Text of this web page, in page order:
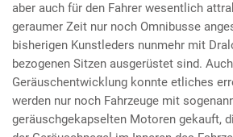
aber auch für den Fahrer wesentlich
geraumer Zeit nur noch Omnibusse
bisherigen Kunstleders nunmehr mit
bezogenen Sitzen ausgerüstet sind.
Geräuschentwicklung konnte etliches
werden nur noch Fahrzeuge mit
geräuschgekapselten Motoren gekauft,